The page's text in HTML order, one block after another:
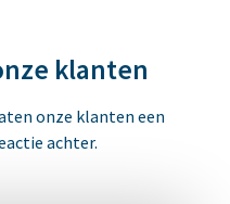
klanten
onze klanten een
achter.